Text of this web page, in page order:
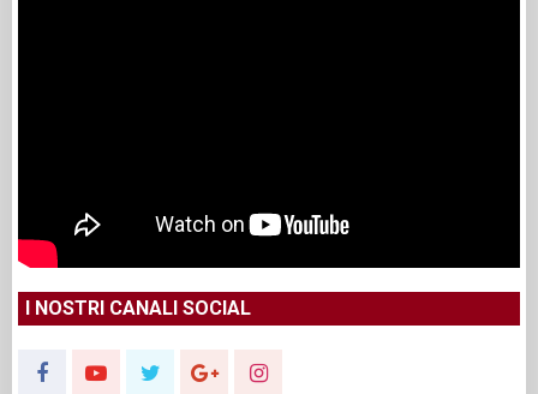
I NOSTRI CANALI SOCIAL